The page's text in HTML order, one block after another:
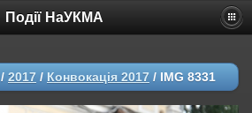
Події НаУКМА
/ 2017 / Конвокація 2017 / IMG 8331